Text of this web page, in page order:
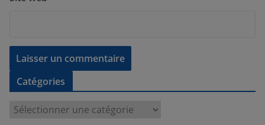
Catégories